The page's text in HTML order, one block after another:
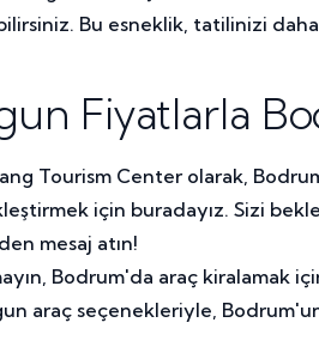
Bu esneklik, tatilinizi
Fiyatlarla
Tourism Center olarak,
için buradayız. Sizi
mesaj atın!
Bodrum'da araç kiralamak
araç seçenekleriyle,